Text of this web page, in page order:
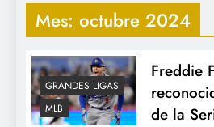
Mes: octubre 2024
GRANDES LIGAS
MLB
Freddie
de la